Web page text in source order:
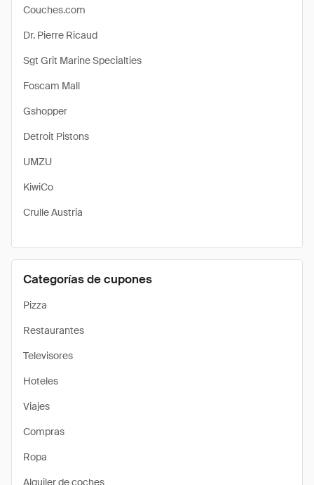
Couches.com
Dr. Pierre Ricaud
Sgt Grit Marine Specialties
Foscam Mall
Gshopper
Detroit Pistons
UMZU
KiwiCo
Crulle Austria
Categorías de cupones
Pizza
Restaurantes
Televisores
Hoteles
Viajes
Compras
Ropa
Alquiler de coches